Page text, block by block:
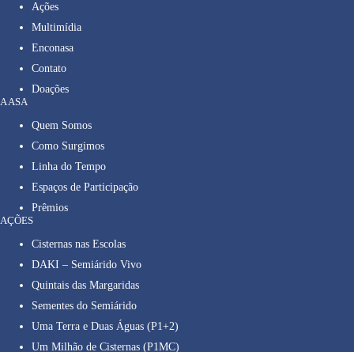
Ações
Multimídia
Enconasa
Contato
Doações
A ASA
Quem Somos
Como Surgimos
Linha do Tempo
Espaços de Participação
Prêmios
AÇÕES
Cisternas nas Escolas
DAKI – Semiárido Vivo
Quintais das Margaridas
Sementes do Semiárido
Uma Terra e Duas Águas (P1+2)
Um Milhão de Cisternas (P1MC)